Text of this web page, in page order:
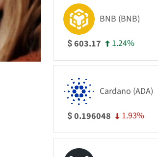
BNB (BNB)
$603.17 1.24%
Cardano (ADA)
$0.196048 1.93%